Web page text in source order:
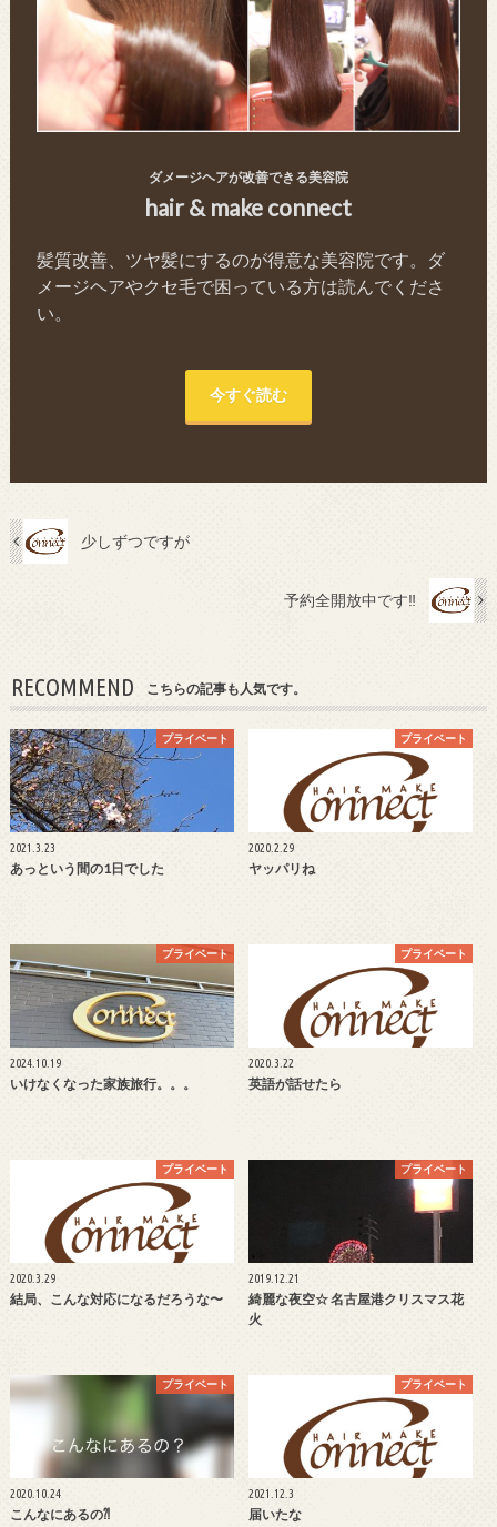
ダメージヘアが改善できる美容院
hair & make connect
髪質改善、ツヤ髪にするのが得意な美容院です。ダ
メージヘアやクセ毛で困っている方は読んでくださ
い。
今すぐ読む
少しずつですが
予約全開放中です‼︎
RECOMMEND こちらの記事も人気です。
プライベート
2021.3.23
あっという間の1日でした
プライベート
2020.2.29
ヤッパリね
プライベート
2024.10.19
いけなくなった家族旅行。。。
プライベート
2020.3.22
英語が話せたら
プライベート
2020.3.29
結局、こんな対応になるだろうな〜
プライベート
2019.12.21
綺麗な夜空☆ 名古屋港クリスマス花
火
プライベート
2020.10.24
こんなにあるの⁈
プライベート
2021.12.3
届いたな